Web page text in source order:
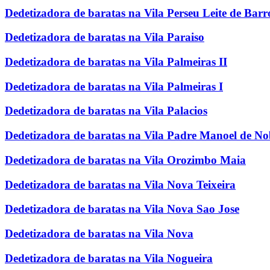
Dedetizadora de baratas na Vila Perseu Leite de
Dedetizadora de baratas na Vila Paraiso
Dedetizadora de baratas na Vila Palmeiras II
Dedetizadora de baratas na Vila Palmeiras I
Dedetizadora de baratas na Vila Palacios
Dedetizadora de baratas na Vila Padre Manoel de
Dedetizadora de baratas na Vila Orozimbo Maia
Dedetizadora de baratas na Vila Nova Teixeira
Dedetizadora de baratas na Vila Nova Sao Jose
Dedetizadora de baratas na Vila Nova
Dedetizadora de baratas na Vila Nogueira